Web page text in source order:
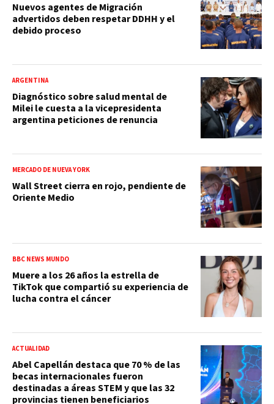
Nuevos agentes de Migración
advertidos deben respetar DDHH y el
debido proceso
ARGENTINA
Diagnóstico sobre salud mental de
Milei le cuesta a la vicepresidenta
argentina peticiones de renuncia
MERCADO DE NUEVA YORK
Wall Street cierra en rojo, pendiente de
Oriente Medio
BBC NEWS MUNDO
Muere a los 26 años la estrella de
TikTok que compartió su experiencia de
lucha contra el cáncer
ACTUALIDAD
Abel Capellán destaca que 70 % de las
becas internacionales fueron
destinadas a áreas STEM y que las 32
provincias tienen beneficiarios